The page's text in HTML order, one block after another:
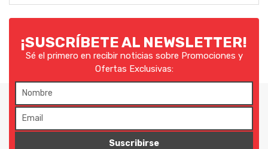
FIOLUX
FLACH
FVA
GARTHEN
¡SUSCRÍBETE AL NEWSLETTER!
Sé el primero en recibir noticias sobre Promociones y
Ofertas Exclusivas:
Suscribirse